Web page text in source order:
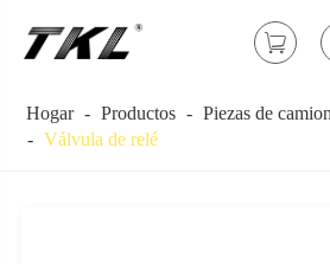

Hogar Productos
Piezas de
Válvula de relé